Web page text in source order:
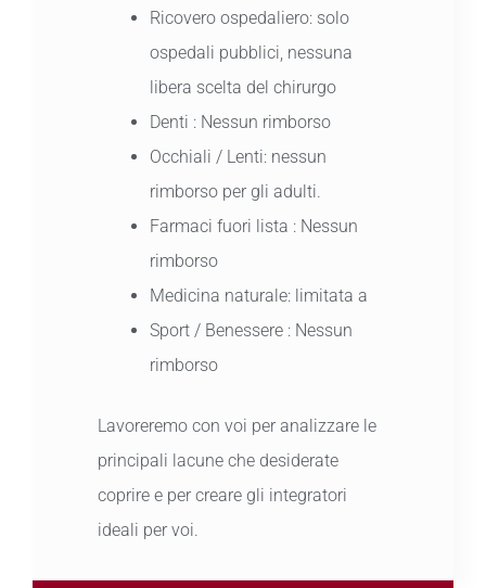
Ricovero ospedaliero: solo
ospedali pubblici, nessuna
libera scelta del chirurgo
Denti : Nessun rimborso
Occhiali / Lenti: nessun
rimborso per gli adulti.
Farmaci fuori lista : Nessun
rimborso
Medicina naturale: limitata a
Sport / Benessere : Nessun
rimborso
Lavoreremo con voi per analizzare le
principali lacune che desiderate
coprire e per creare gli integratori
ideali per voi.